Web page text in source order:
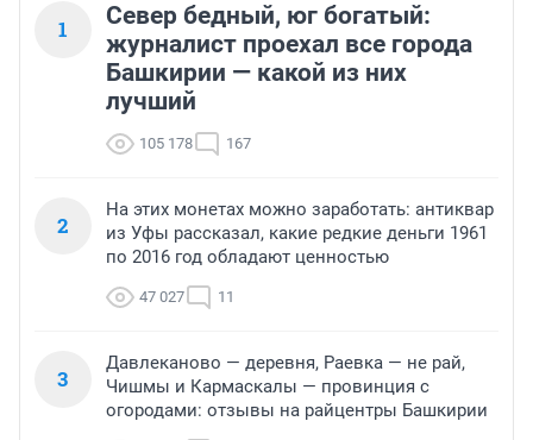
1
Север бедный, юг богатый:
журналист проехал все города
Башкирии — какой из них
лучший
105 178 167
2
На этих монетах можно заработать: антиквар
из Уфы рассказал, какие редкие деньги 1961
по 2016 год обладают ценностью
47 027 11
3
Давлеканово — деревня, Раевка — не рай,
Чишмы и Кармаскалы — провинция с
огородами: отзывы на райцентры Башкирии